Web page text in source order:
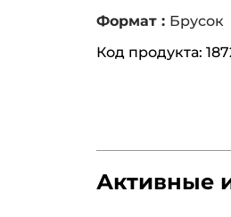
Формат : Брусок
Код продукта:
Активные